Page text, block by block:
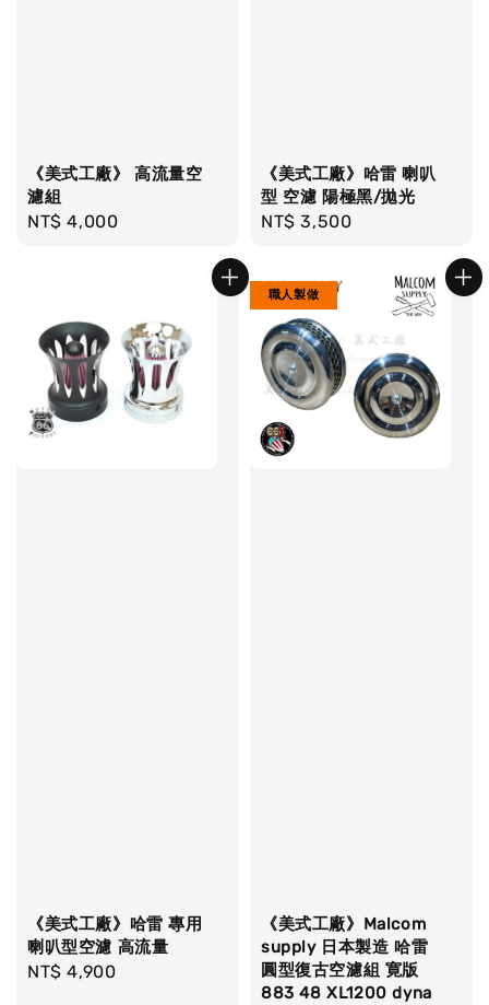
《美式工廠》 高流量空
濾組
Regular
NT$ 4,000
《美式工廠》哈雷 喇叭
型 空濾 陽極黑/拋光
Regular
NT$ 3,500
《美式工廠》哈雷 專用
喇叭型空濾 高流量
Regular
NT$ 4,900
職人製做
《美式工廠》Malcom
supply 日本製造 哈雷
圓型復古空濾組 寛版
883 48 XL1200 dyna